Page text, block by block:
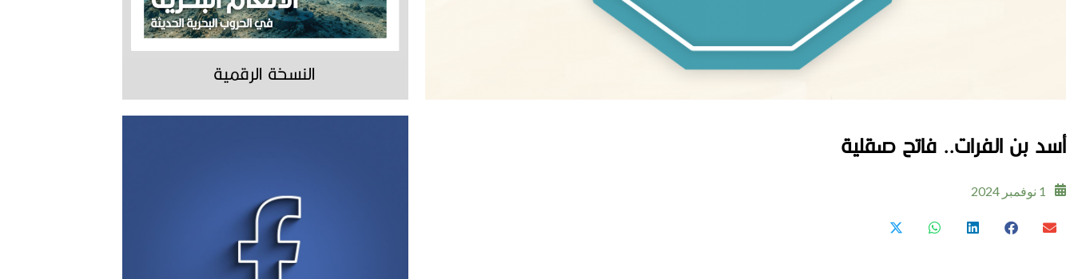
أسد بن الفرات.. فاتح صقلية
1 نوفمبر 2024
النسخة الرقمية